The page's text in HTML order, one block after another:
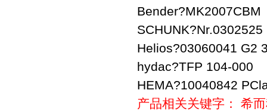
Bender?MK2007CBM
SCHUNK?Nr.0302525
Helios?03060041 G2
hydac?TFP 104-000
HEMA?10040842
产品相关关键字： 希